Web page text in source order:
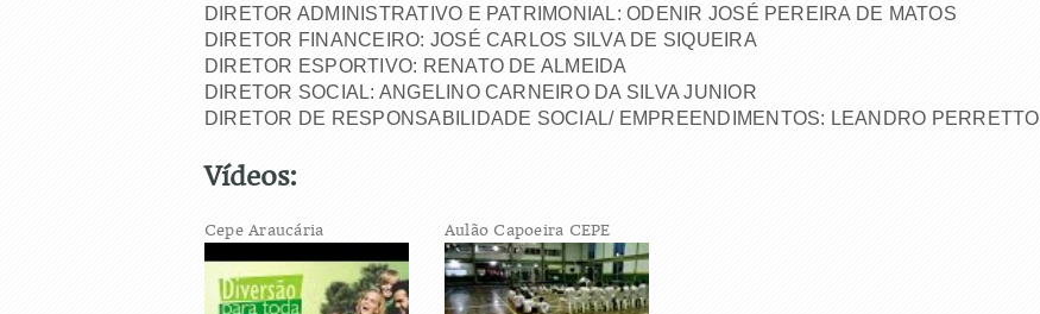
DIRETOR ADMINISTRATIVO E PATRIMONIAL: ODENIR JOSÉ PEREIRA DE MATOS
DIRETOR FINANCEIRO: JOSÉ CARLOS SILVA DE SIQUEIRA
DIRETOR ESPORTIVO: RENATO DE ALMEIDA
DIRETOR SOCIAL: ANGELINO CARNEIRO DA SILVA JUNIOR
DIRETOR DE RESPONSABILIDADE SOCIAL/ EMPREENDIMENTOS: LEANDRO PERRETTO
Vídeos:
Cepe Araucária Aulão Capoeira CEPE